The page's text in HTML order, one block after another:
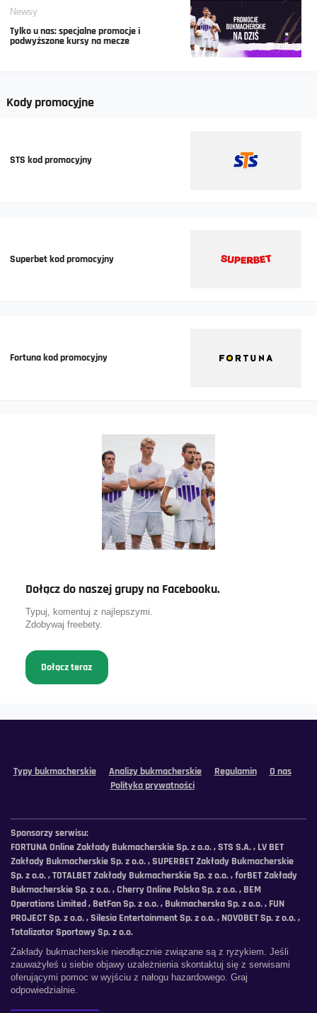
Newsy
Tylko u nas: specjalne promocje i
podwyższone kursy na mecze
Kody promocyjne
STS kod promocyjny
Superbet kod promocyjny
Fortuna kod promocyjny
Dołącz do naszej grupy na Facebooku.
Typuj, komentuj z najlepszymi.
Zdobywaj freebety.
Dołącz teraz
Zakłady bukmacherskie nieodłącznie związane są z ryzykiem. Jeśli
zauważyłeś u siebie objawy uzależnienia skontaktuj się z serwisami
oferującymi pomoc w wyjściu z nałogu hazardowego. Graj
odpowiedzialnie.
Typy bukmacherskie Analizy bukmacherskie Regulamin
O nas
Polityka prywatności
Sponsorzy serwisu:
FORTUNA Online Zakłady Bukmacherskie Sp. z o.o. , STS S.A. , LV BET
Zakłady Bukmacherskie Sp. z o.o. , SUPERBET Zakłady Bukmacherskie
Sp. z o.o. , TOTALBET Zakłady Bukmacherskie Sp. z o.o. , forBET Zakłady
Bukmacherskie Sp. z o.o. , Cherry Online Polska Sp. z o.o. , BEM
Operations Limited , BetFan Sp. z o.o. , Bukmacherska Sp. z o.o. , FUN
PROJECT Sp. z o.o. , Silesia Entertainment Sp. z o.o. , NOVOBET Sp. z o.o. ,
Totalizator Sportowy Sp. z o.o.